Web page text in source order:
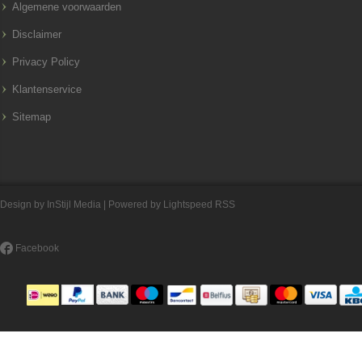
Algemene voorwaarden
Disclaimer
Privacy Policy
Klantenservice
Sitemap
Design by InStijl Media | Powered by Lightspeed RSS
Facebook